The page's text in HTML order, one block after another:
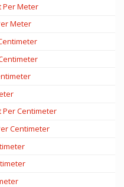
Per Meter
Meter
Per Centimeter
Centimeter